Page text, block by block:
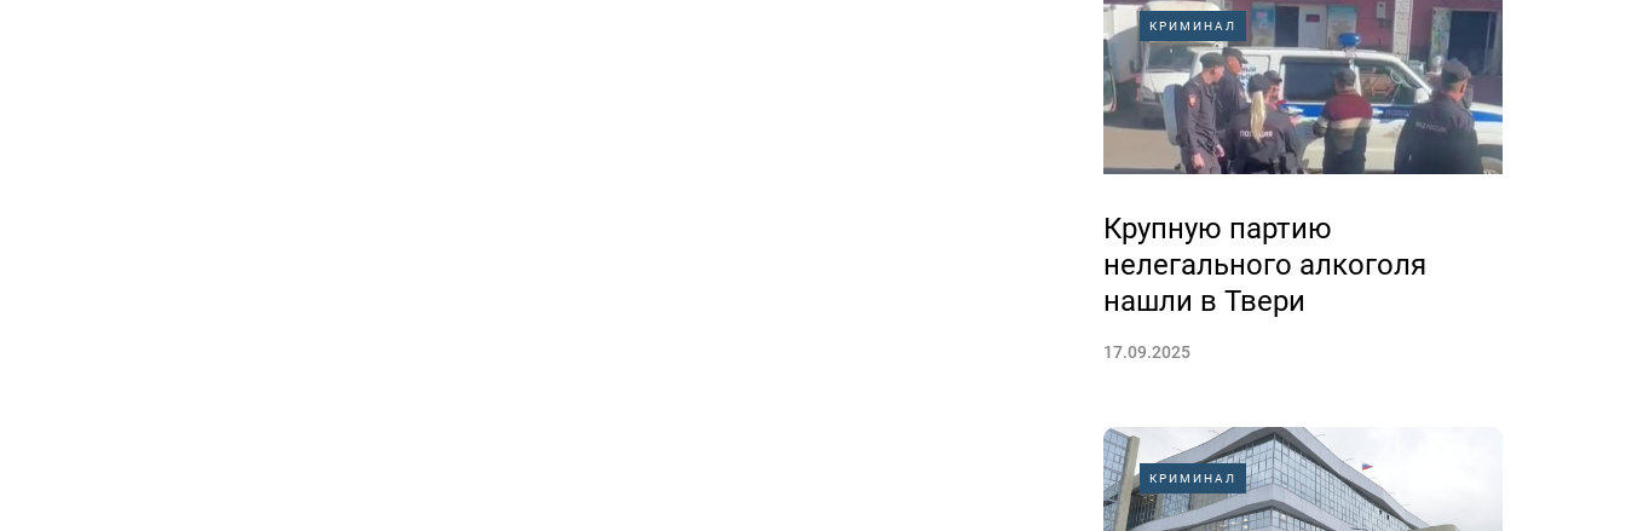
КРИМИНАЛ
Крупную партию
нелегального алкоголя
нашли в Твери
17.09.2025
КРИМИНАЛ